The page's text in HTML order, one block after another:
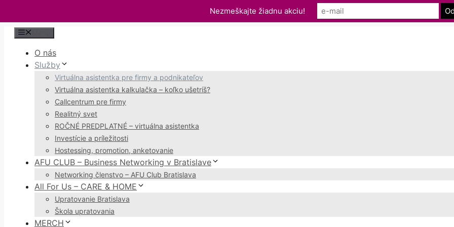
Preskočiť
obsah
O nás
Služby
Virtuálna asistentka pre firmy a podnikateľov
Virtuálna asistentka kalkulačka – koľko ušetríš?
Callcentrum pre firmy
Realitný svet
ROČNÉ PREDPLATNÉ – virtuálna asistentka
Investície a príležitosti
Hostessing, promotion, anketovanie
AFU CLUB – Business Networking v Bratislave
Networking členstvo – AFU Club Bratislava
All For Us – CARE & HOME
Upratovanie Bratislava
Škola upratovania
MERCH
Nezmeškajte žiadnu akciu!